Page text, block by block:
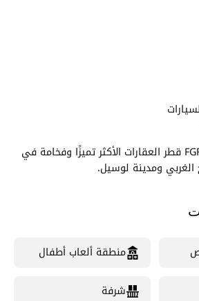
ملحوظة: تقدم FGREALTY قطر العقارات الأكثر تميزًا وفخامة في
الغربي ومدينة لوسيل.
منطقة ألعاب أطفال
شرفة